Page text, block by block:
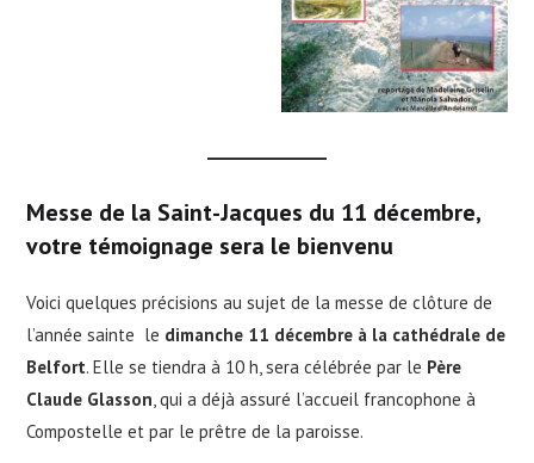
Messe de la Saint-Jacques du 11 décembre,
votre témoignage sera le bienvenu
Voici quelques précisions au sujet de la messe de clôture de
l’année sainte le dimanche 11 décembre à la cathédrale de
Belfort. Elle se tiendra à 10 h, sera célébrée par le Père
Claude Glasson, qui a déjà assuré l’accueil francophone à
Compostelle et par le prêtre de la paroisse.